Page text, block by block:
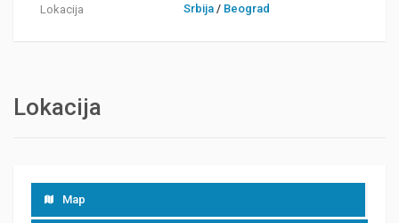
Lokacija Srbija / Beograd
Lokacija
Map